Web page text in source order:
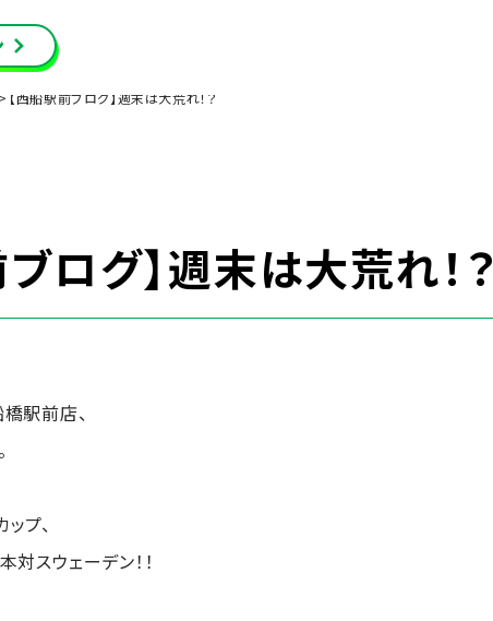
【西船駅前ブログ】週末は大荒れ！？
ログ】週末は大荒れ！？
駅前店、
プ、
対スウェーデン！！